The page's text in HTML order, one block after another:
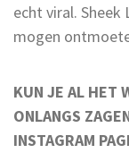
echt viral. Sheek
mogen
KUN JE AL HET
ONLANGS
INSTAGRAM